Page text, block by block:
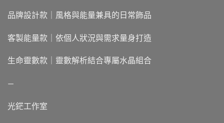
品牌設計款｜風格與能量兼具的日常飾品
客製能量款｜依個人狀況與需求量身打造
生命靈數款｜靈數解析結合專屬水晶組合
—
光鋩工作室